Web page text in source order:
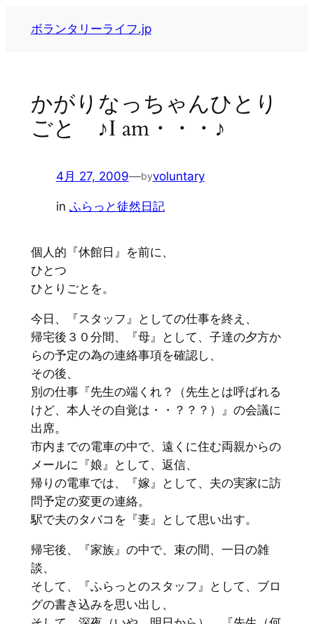
ボランタリーライフ.jp
かがりなっちゃんひとり
ごと ♪I am・・・♪
4月 27, 2009—byvoluntary
in ふらっと徒然日記
個人的『休館日』を前に、
ひとつ
ひとりごとを。
今日、『スタッフ』としての仕事を終え、
帰宅後３０分間、『母』として、子達の夕方か
らの予定の為の連絡事項を確認し、
その後、
別の仕事『先生の端くれ？（先生とは呼ばれる
けど、本人その自覚は・・？？？）』の会議に
出席。
市内までの電車の中で、遠くに住む両親からの
メールに『娘』として、返信、
帰りの電車では、『嫁』として、夫の実家に訪
問予定の変更の連絡。
駅で夫のタバコを『妻』として思い出す。
帰宅後、『家族』の中で、束の間、一日の雑
談、
そして、『ふらっとのスタッフ』として、ブロ
グの書き込みを思い出し、